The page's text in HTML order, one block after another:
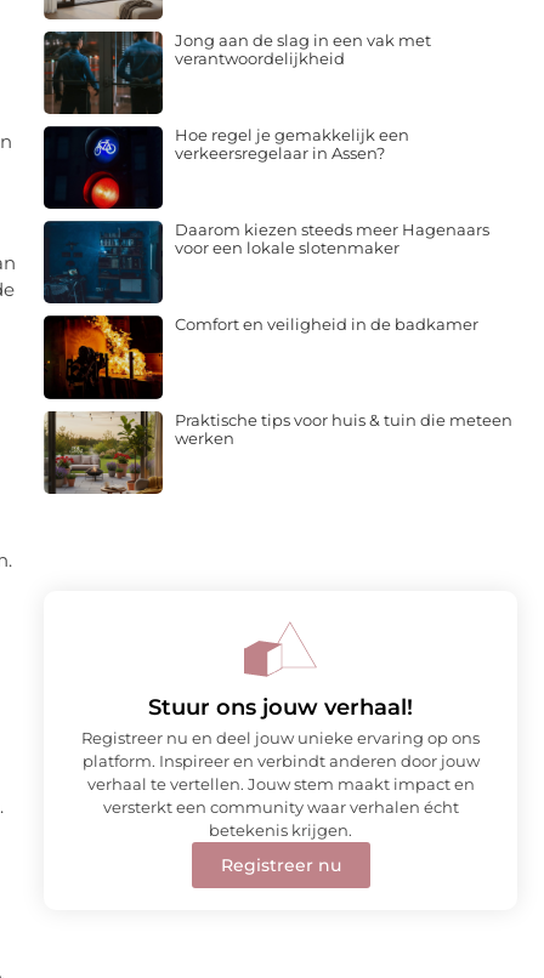
Jong aan de slag in een vak met
verantwoordelijkheid
Hoe regel je gemakkelijk een
verkeersregelaar in Assen?
Daarom kiezen steeds meer Hagenaars
voor een lokale slotenmaker
Comfort en veiligheid in de badkamer
Praktische tips voor huis & tuin die meteen
werken
Stuur ons jouw verhaal!
Registreer nu en deel jouw unieke ervaring op ons
platform. Inspireer en verbindt anderen door jouw
verhaal te vertellen. Jouw stem maakt impact en
versterkt een community waar verhalen écht
betekenis krijgen.
Registreer nu